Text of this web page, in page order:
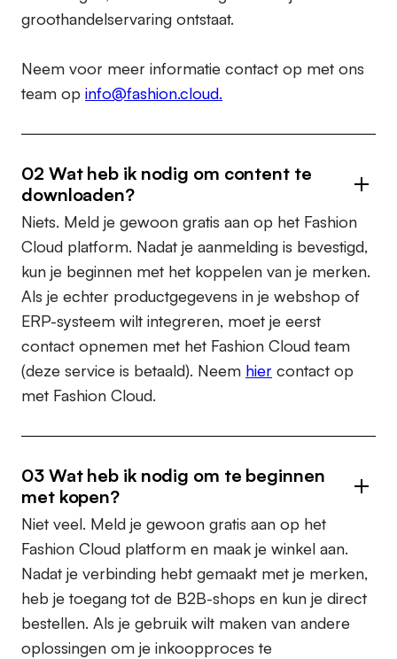
groothandelservaring ontstaat.
Neem voor meer informatie contact op met ons
team op info@fashion.cloud.
02 Wat heb ik nodig om content te
downloaden?
Niets. Meld je gewoon gratis aan op het Fashion
Cloud platform. Nadat je aanmelding is bevestigd,
kun je beginnen met het koppelen van je merken.
Als je echter productgegevens in je webshop of
ERP-systeem wilt integreren, moet je eerst
contact opnemen met het Fashion Cloud team
(deze service is betaald). Neem hier contact op
met Fashion Cloud.
03 Wat heb ik nodig om te beginnen
met kopen?
Niet veel. Meld je gewoon gratis aan op het
Fashion Cloud platform en maak je winkel aan.
Nadat je verbinding hebt gemaakt met je merken,
heb je toegang tot de B2B-shops en kun je direct
bestellen. Als je gebruik wilt maken van andere
oplossingen om je inkoopproces te